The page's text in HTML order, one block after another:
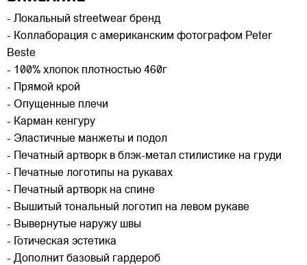
- Локальный streetwear бренд
- Коллаборация с американским фотографом Peter
Beste
- 100% хлопок плотностью 460г
- Прямой крой
- Опущенные плечи
- Карман кенгуру
- Эластичные манжеты и подол
- Печатный артворк в блэк-метал стилистике на груди
- Печатные логотипы на рукавах
- Печатный артворк на спине
- Вышитый тональный логотип на левом рукаве
- Вывернутые наружу швы
- Готическая эстетика
- Дополнит базовый гардероб